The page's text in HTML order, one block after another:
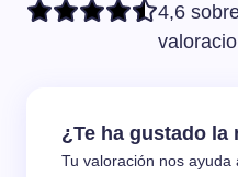
4,6
¿Te ha gustado la
Tu valoración nos ayuda